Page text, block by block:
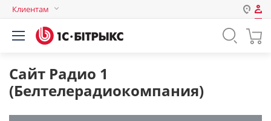
Клиентам
Авторизация
Логин
Сайт Радио 1
(Белтелерадиокомпания)